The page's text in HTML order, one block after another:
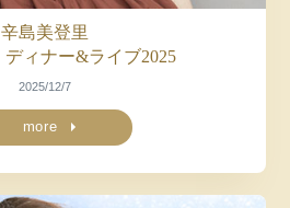
辛島美登里
ディナー&ライブ2025
2025/12/7
more